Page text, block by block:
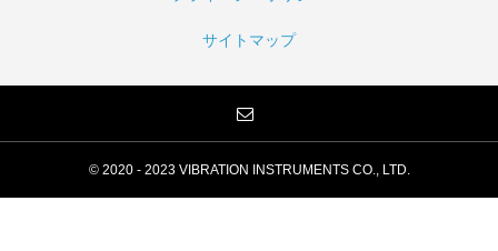
サイトマップ
© 2020 - 2023 VIBRATION INSTRUMENTS CO., LTD.